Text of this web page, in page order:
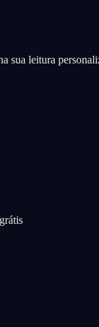
sua leitura